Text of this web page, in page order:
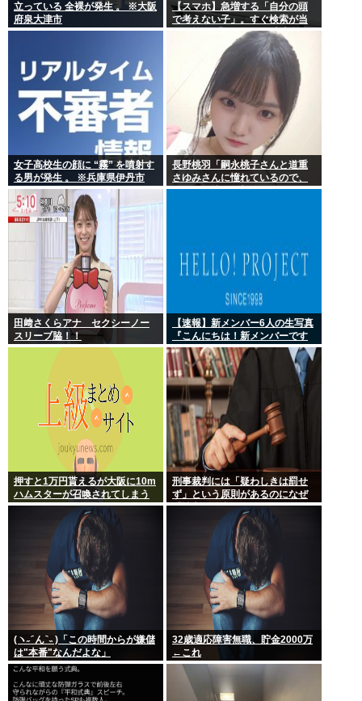
立っている 全裸が発生 。 ※大阪
府泉大津市
【スマホ】急増する「自分の頭
で考えない子」。すぐ検索が当
たり前に 「タイパ」至上主義
女子高校生の顔に “霧” を噴射す
る男が発生 。 ※兵庫県伊丹市
長野桃羽「嗣永桃子さんと道重
さゆみさんに憧れているので、
ふたりの憧れの部分をぎゅっと
田﨑さくらアナ セクシーノー
スリーブ脇！！
【速報】新メンバー6人の生写真
『こんにちは！新メンバーです
☆』
押すと1万円貰えるが大阪に10m
ハムスターが召喚されてしまう
ボタン
刑事裁判には「疑わしきは罰せ
ず」という原則があるのになぜ
「性交の同意がなかった」とい
う確かめようが無いもので有罪
になるの？
(ヽ˶ ᷇ ん ᷆ ˵ )「この時間からが嫌儲
は"本番"なんだよな」
32歳適応障害無職、貯金2000万
←これ